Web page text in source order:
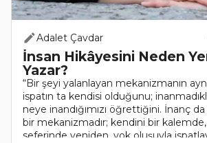
Adalet Çavdar
İnsan Hikâyesini Neden
Yazar?
“Bir şeyi yalanlayan mekanizmanın
ispatın ta kendisi olduğunu;
neye inandığımızı öğrettiğini. İnanç da
bir mekanizmadır; kendini bir
seferinde yeniden, yok oluşuyla